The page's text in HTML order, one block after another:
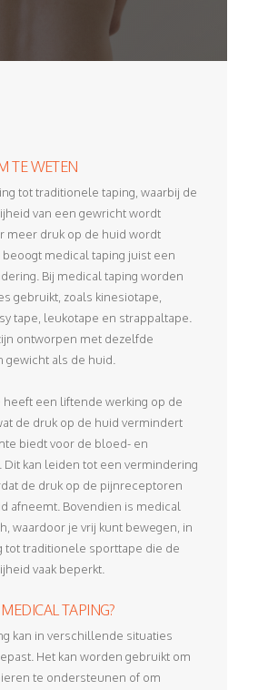
TE WETEN
tot traditionele taping, waarbij de
van een gewricht wordt
meer druk op de huid wordt
medical taping juist een
Bij medical taping worden
gebruikt, zoals kinesiotape,
tape, leukotape en strappaltape.
ontworpen met dezelfde
gewicht als de huid.
heeft een liftende werking op de
de druk op de huid vermindert
biedt voor de bloed- en
Dit kan leiden tot een vermindering
de druk op de pijnreceptoren
afneemt. Bovendien is medical
waardoor je vrij kunt bewegen, in
tot traditionele sporttape die de
vaak beperkt.
TAPING?
kan in verschillende situaties
Het kan worden gebruikt om
te ondersteunen of om